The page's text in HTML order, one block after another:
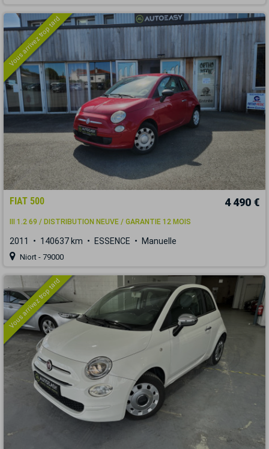
Vous arrivez trop tard
FIAT 500 4 490 €
III 1.2 69 / DISTRIBUTION NEUVE / GARANTIE 12 MOIS
2011 140637 km ESSENCE Manuelle
Niort - 79000
Vous arrivez trop tard